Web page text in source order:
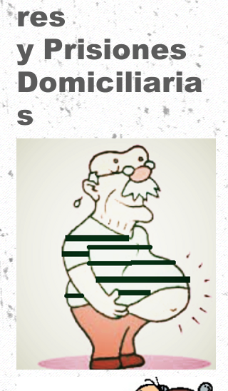
res
y Prisiones
Domiciliaria
s